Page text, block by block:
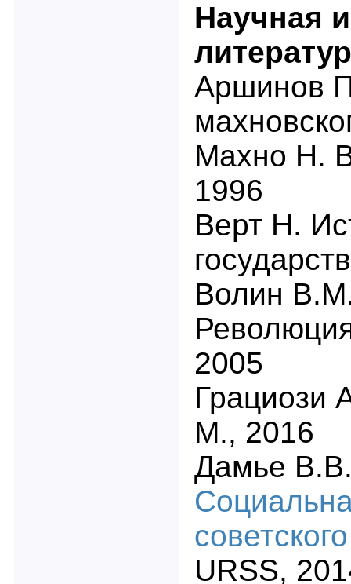
Научная
Аршинов
Махно Н.
1996
Верт Н.
Волин
2005
Грациози
М., 2016
Дамье
URSS,